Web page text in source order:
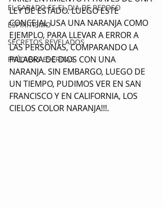
EL SABADO ES EL DIA DE REPOSO
ESPIRITISMO
SECRETOS REVELADOS
PRÉDICAS ESCRITAS
LEY DE ESTADO. LUEGO ESTE
CONCEJAL USA UNA NARANJA COMO
EJEMPLO, PARA LLEVAR A ERROR A
LAS PERSONAS, COMPARANDO LA
PALABRA DE DIOS CON UNA
NARANJA. SIN EMBARGO, LUEGO DE
UN TIEMPO, PUDIMOS VER EN SAN
FRANCISCO Y EN CALIFORNIA, LOS
CIELOS COLOR NARANJA!!!.